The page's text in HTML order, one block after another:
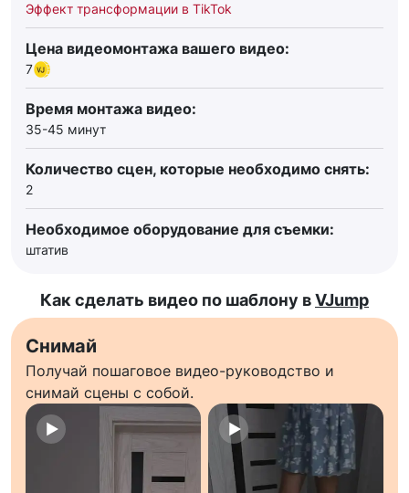
Эффект трансформации в TikTok
Цена видеомонтажа вашего видео:
7
Время монтажа видео:
35-45 минут
Количество сцен, которые необходимо снять:
2
Необходимое оборудование для съемки:
штатив
Как сделать видео по шаблону вVJump
Снимай
Получай пошаговое видео-руководство и
снимай сцены с собой.